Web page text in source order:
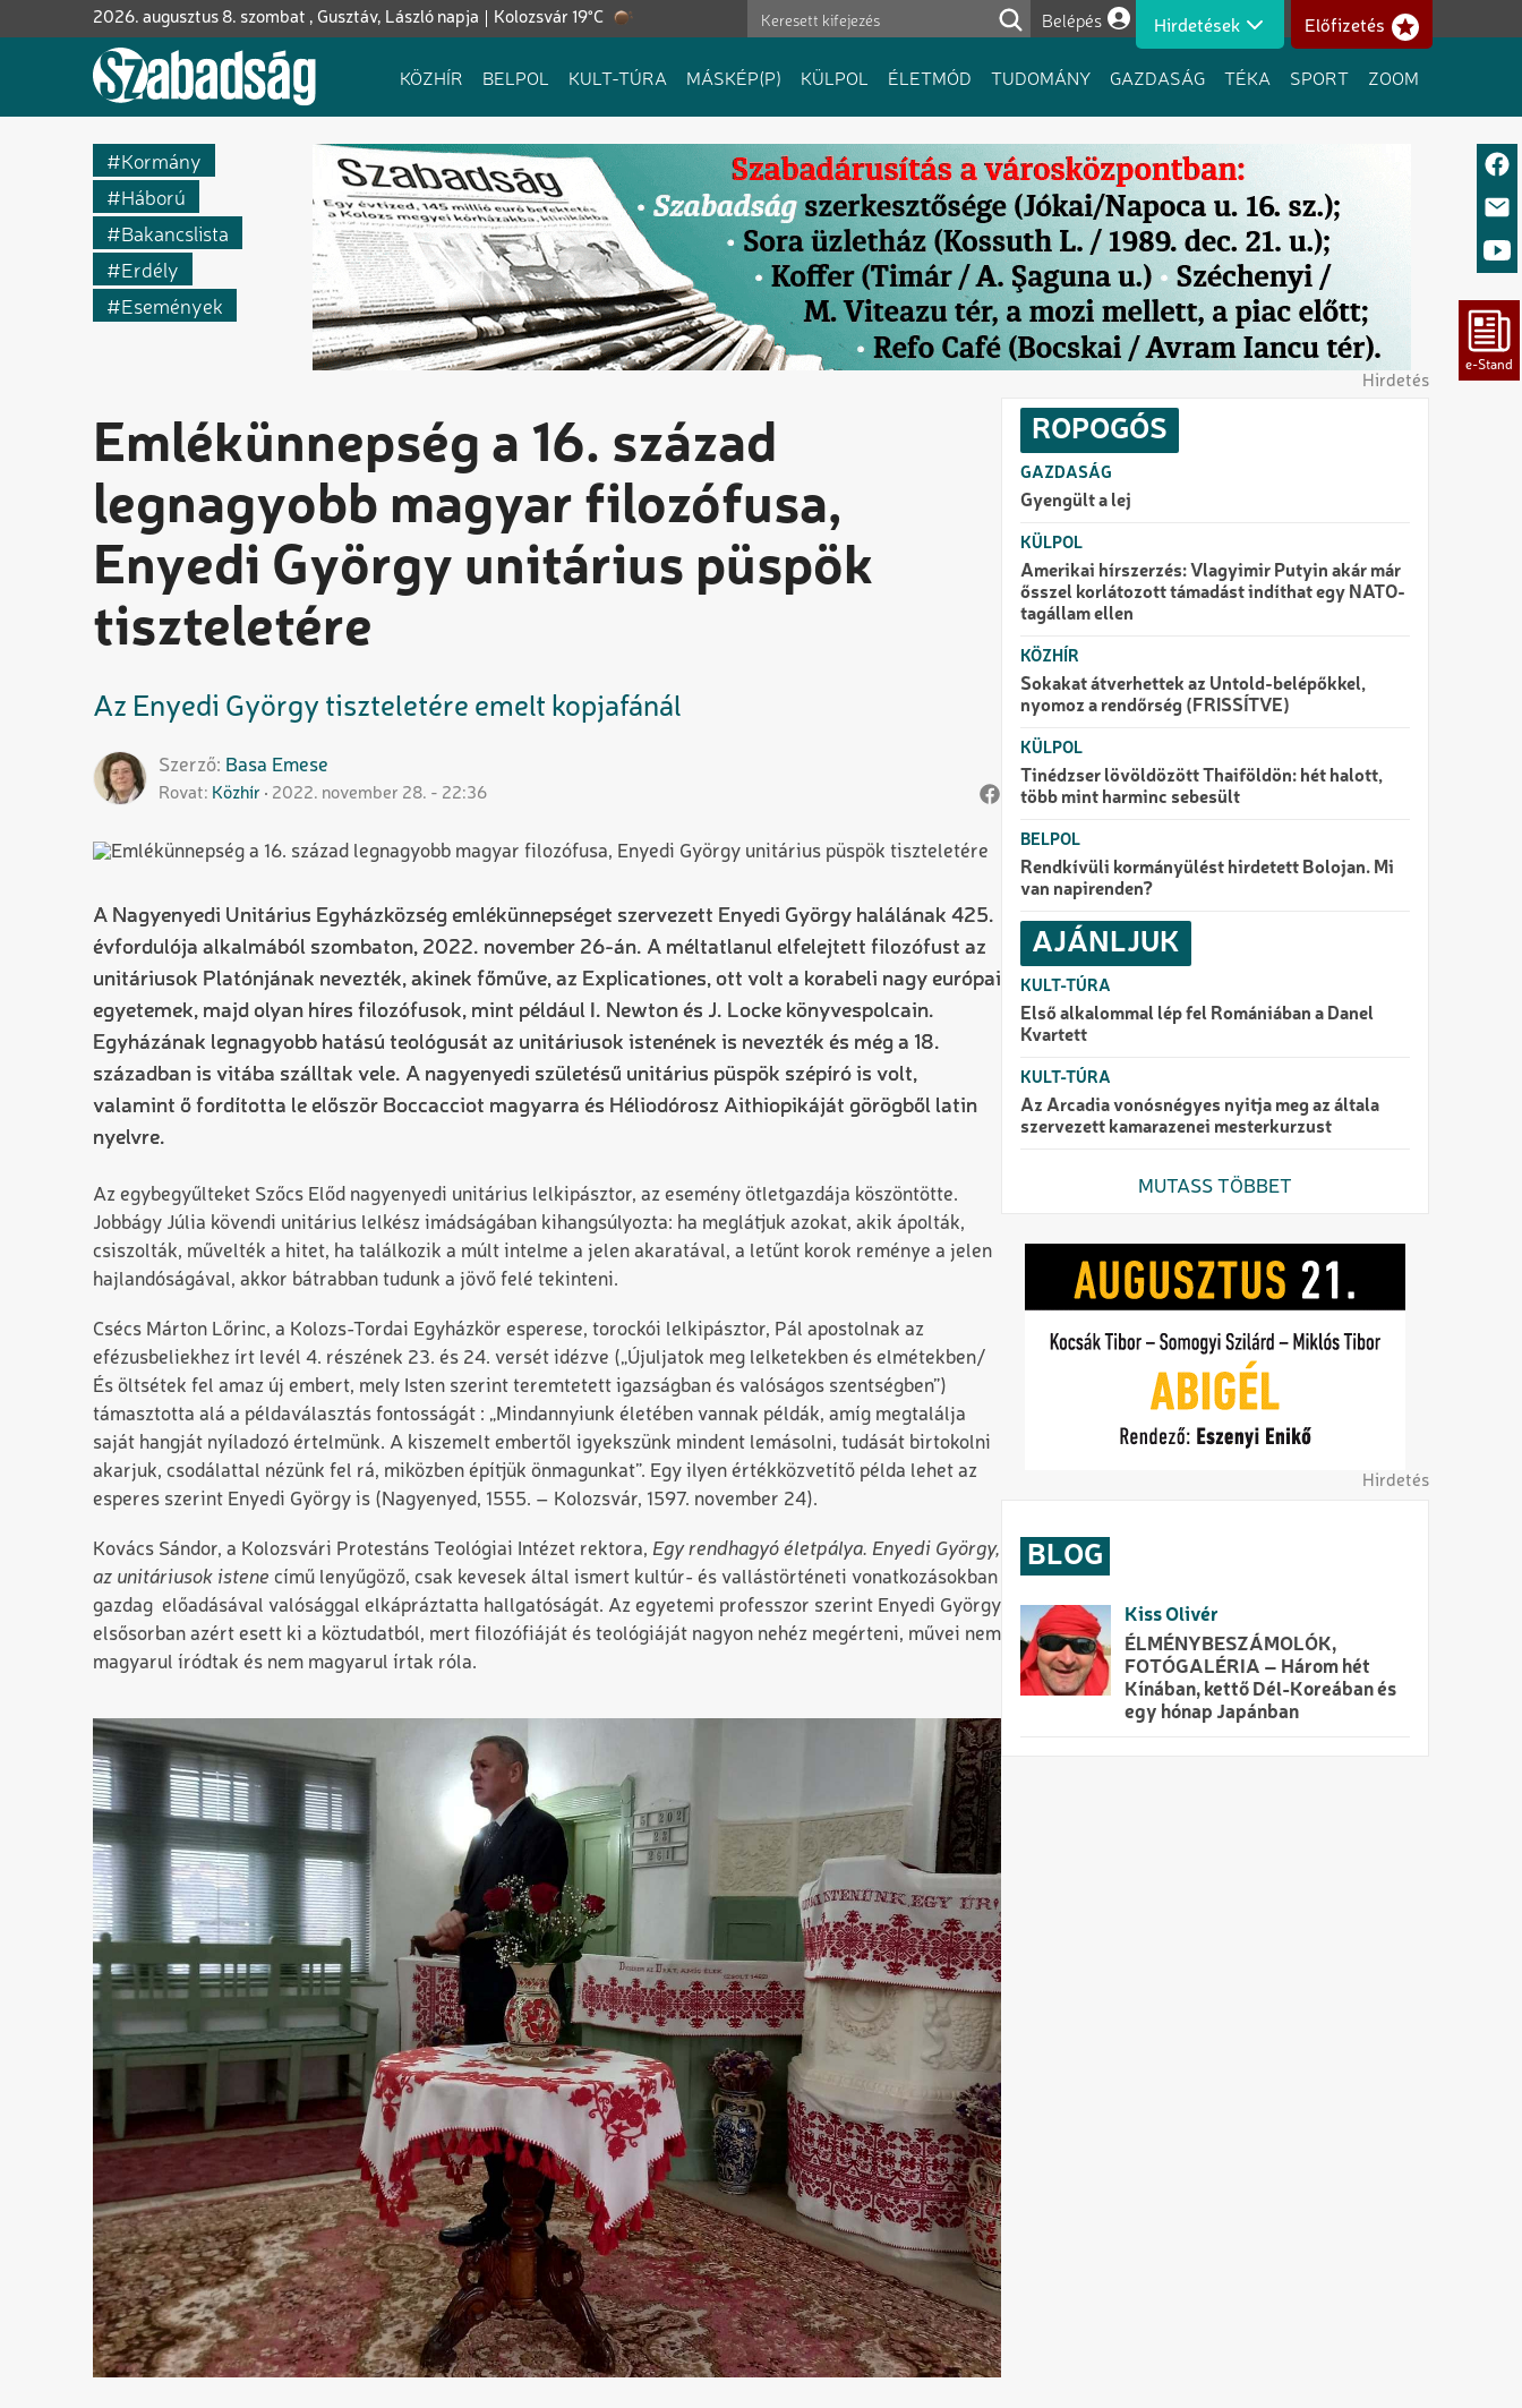
a
Kolozsvár 19°C
2026. augusztus 8. szombat , Gusztáv, László napja
Felhasználói fiók menüje
Belépés Hirdetések Előfizetés
Fő
KÖZHÍR BELPOL KULT-TÚRA MÁSKÉP(P) KÜLPOL ÉLETMÓD TUDOMÁNY GAZDASÁG TÉKA SPORT ZOOM
Kormány
Háború
Bakancslista
Erdély
Események
Hirdetés
Emlékünnepség a 16. század
legnagyobb magyar filozófusa,
Enyedi György unitárius püspök
tiszteletére
Az Enyedi György tiszteletére emelt kopjafánál
Szerző Basa Emese
Rovat Közhír 2022. november 28. - 22:36
A Nagyenyedi Unitárius Egyházközség emlékünnepséget szervezett Enyedi György halálának 425.
évfordulója alkalmából szombaton, 2022. november 26-án. A méltatlanul elfelejtett filozófust az
unitáriusok Platónjának nevezték, akinek főműve, az Explicationes, ott volt a korabeli nagy európai
egyetemek, majd olyan híres filozófusok, mint például I. Newton és J. Locke könyvespolcain.
Egyházának legnagyobb hatású teológusát az unitáriusok istenének is nevezték és még a 18.
században is vitába szálltak vele. A nagyenyedi születésű unitárius püspök szépíró is volt,
valamint ő fordította le először Boccacciot magyarra és Héliodórosz Aithiopikáját görögből latin
nyelvre.
Az egybegyűlteket Szőcs Előd nagyenyedi unitárius lelkipásztor, az esemény ötletgazdája köszöntötte.
Jobbágy Júlia kövendi unitárius lelkész imádságában kihangsúlyozta: ha meglátjuk azokat, akik ápolták,
csiszolták, művelték a hitet, ha találkozik a múlt intelme a jelen akaratával, a letűnt korok reménye a jelen
hajlandóságával, akkor bátrabban tudunk a jövő felé tekinteni.
Csécs Márton Lőrinc, a Kolozs-Tordai Egyházkör esperese, torockói lelkipásztor, Pál apostolnak az
efézusbeliekhez írt levél 4. részének 23. és 24. versét idézve („Újuljatok meg lelketekben és elmétekben/
És öltsétek fel amaz új embert, mely Isten szerint teremtetett igazságban és valóságos szentségben”)
támasztotta alá a példaválasztás fontosságát : „Mindannyiunk életében vannak példák, amíg megtalálja
saját hangját nyíladozó értelmünk. A kiszemelt embertől igyekszünk mindent lemásolni, tudását birtokolni
akarjuk, csodálattal nézünk fel rá, miközben építjük önmagunkat”. Egy ilyen értékközvetítő példa lehet az
esperes szerint Enyedi György is (Nagyenyed, 1555. – Kolozsvár, 1597. november 24).
Kovács Sándor, a Kolozsvári Protestáns Teológiai Intézet rektora, Egy rendhagyó életpálya. Enyedi György,
az unitáriusok istene című lenyűgöző, csak kevesek által ismert kultúr- és vallástörténeti vonatkozásokban
gazdag előadásával valósággal elkápráztatta hallgatóságát. Az egyetemi professzor szerint Enyedi György
elsősorban azért esett ki a köztudatból, mert filozófiáját és teológiáját nagyon nehéz megérteni, művei nem
magyarul íródtak és nem magyarul írtak róla.
ROPOGÓS
GAZDASÁG
Gyengült a lej
KÜLPOL
Amerikai hírszerzés: Vlagyimir Putyin akár már
ősszel korlátozott támadást indíthat egy NATO-
tagállam ellen
KÖZHÍR
Sokakat átverhettek az Untold-belépőkkel,
nyomoz a rendőrség (FRISSÍTVE)
KÜLPOL
Tinédzser lövöldözött Thaiföldön: hét halott,
több mint harminc sebesült
BELPOL
Rendkívüli kormányülést hirdetett Bolojan. Mi
van napirenden?
AJÁNLJUK
KULT-TÚRA
Első alkalommal lép fel Romániában a Danel
Kvartett
KULT-TÚRA
Az Arcadia vonósnégyes nyitja meg az általa
szervezett kamarazenei mesterkurzust
MUTASS TÖBBET
Hirdetés
BLOG
Kiss Olivér
ÉLMÉNYBESZÁMOLÓK,
FOTÓGALÉRIA – Három hét
Kínában, kettő Dél-Koreában és
egy hónap Japánban